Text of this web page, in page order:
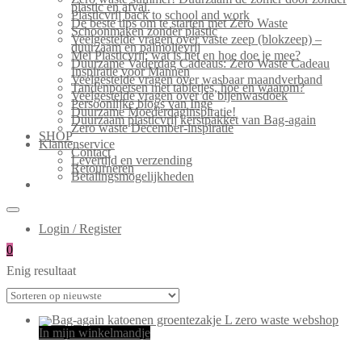
plastic en afval.
Plasticvrij back to school and work
De beste tips om te starten met Zero Waste
Schoonmaken zonder plastic
Veelgestelde vragen over vaste zeep (blokzeep) –
duurzaam en palmolievrij
Mei Plasticvrij: wat is het en hoe doe je mee?
Duurzame Vaderdag Cadeaus: Zero Waste Cadeau
Inspiratie voor Mannen
Veelgestelde vragen over wasbaar maandverband
Tandenpoetsen met tabletjes, hoe en waarom?
Veelgestelde vragen over de bijenwasdoek
Persoonlijke blogs van Inge
Duurzame Moederdaginspiratie!
Duurzaam plasticvrij kerstpakket van Bag-again
Zero waste December-inspiratie
SHOP
Klantenservice
Contact
Levertijd en verzending
Retourneren
Betalingsmogelijkheden
Login / Register
0
Enig resultaat
In mijn winkelmandje